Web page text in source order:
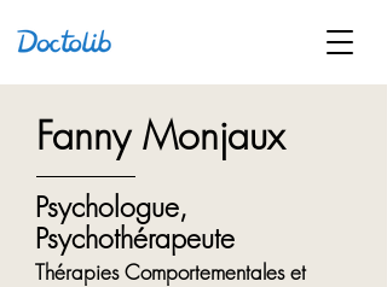
Fanny Monjaux
Psychologue,
Psychothérapeute
ThérapiesComportementales et